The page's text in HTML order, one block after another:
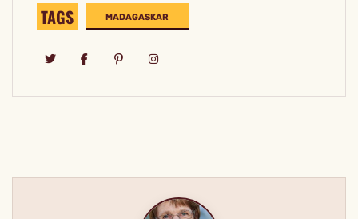
TAGS MADAGASKAR